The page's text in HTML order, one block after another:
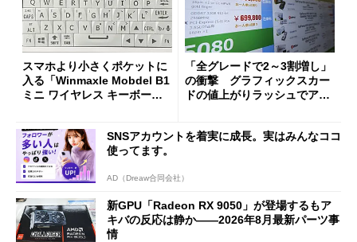
スマホより小さくポケットに
入る「Winmaxle Mobdel B1
ミニ ワイヤレス キーボー
「全グレードで2～3割増し」
の衝撃 グラフィックスカー
ドの値上がりラッシュでアキ
SNSアカウントを着実に成長。実はみんなココ
使ってます。
AD（Dreaw合同会社）
新GPU「Radeon RX 9050」が登場するもア
キバの反応は静か――2026年8月最新パーツ事
情